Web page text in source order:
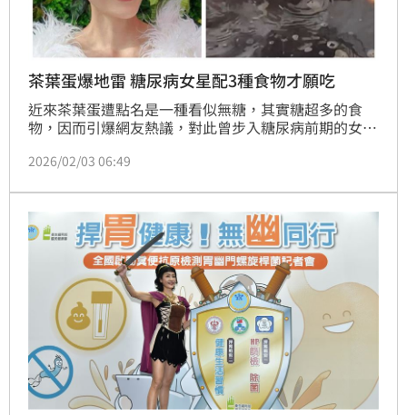
茶葉蛋爆地雷 糖尿病女星配3種食物才願吃
近來茶葉蛋遭點名是一種看似無糖，其實糖超多的食
物，因而引爆網友熱議，對此曾步入糖尿病前期的女星
們要努力的是變健康，別把人生變成每一口都要恐
2026/02/03 06:49